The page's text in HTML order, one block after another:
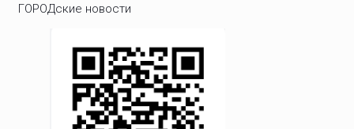
ГОРОДские новости